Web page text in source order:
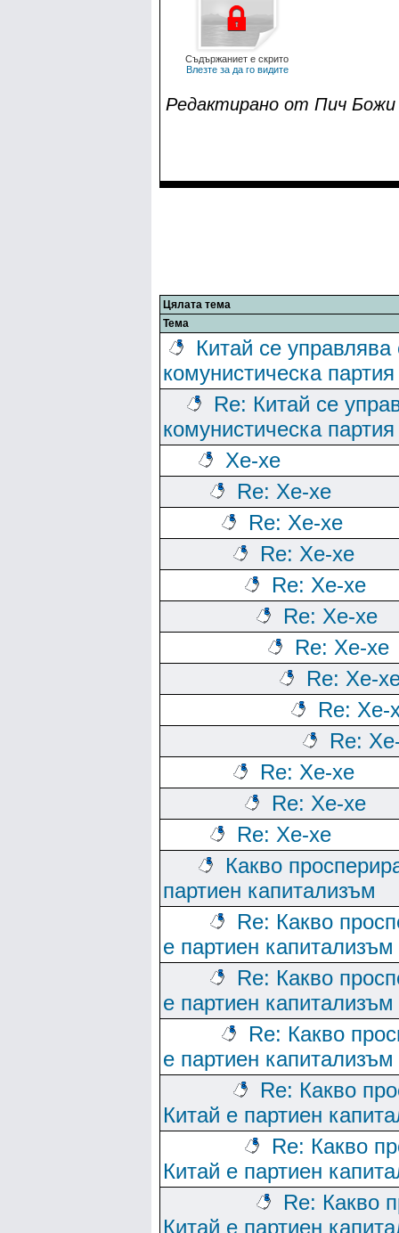
Съдържаниет е скрито
Влезте за да го видите
Редактирано от Пич Бoжи
Цялата тема
Тема
Китай се управлява
комунистическа партия
Re: Китай се
комунистическа партия
Хе-хе
Re: Хе-хе
Re: Хе-хе
Re: Хе-хе
Re: Хе-хе
Re: Хе-хе
Re: Хе-хе
Re: Хе-
Re: Хе-
Re:
Re: Хе-хе
Re: Хе-хе
Re: Хе-хе
Какво
партиен капитализъм
Re: Какво
е партиен капитализъм
Re: Какво
е партиен капитализъм
Re: Какво
е партиен капитализъм
Re: Какво
Китай е партиен
Re: Какво
Китай е партиен
Re: Какво
Китай е партиен